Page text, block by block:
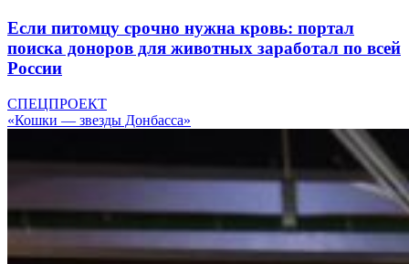
Если питомцу срочно нужна кровь: портал
поиска доноров для животных заработал по всей
России
СПЕЦПРОЕКТ
«Кошки — звезды Донбасса»